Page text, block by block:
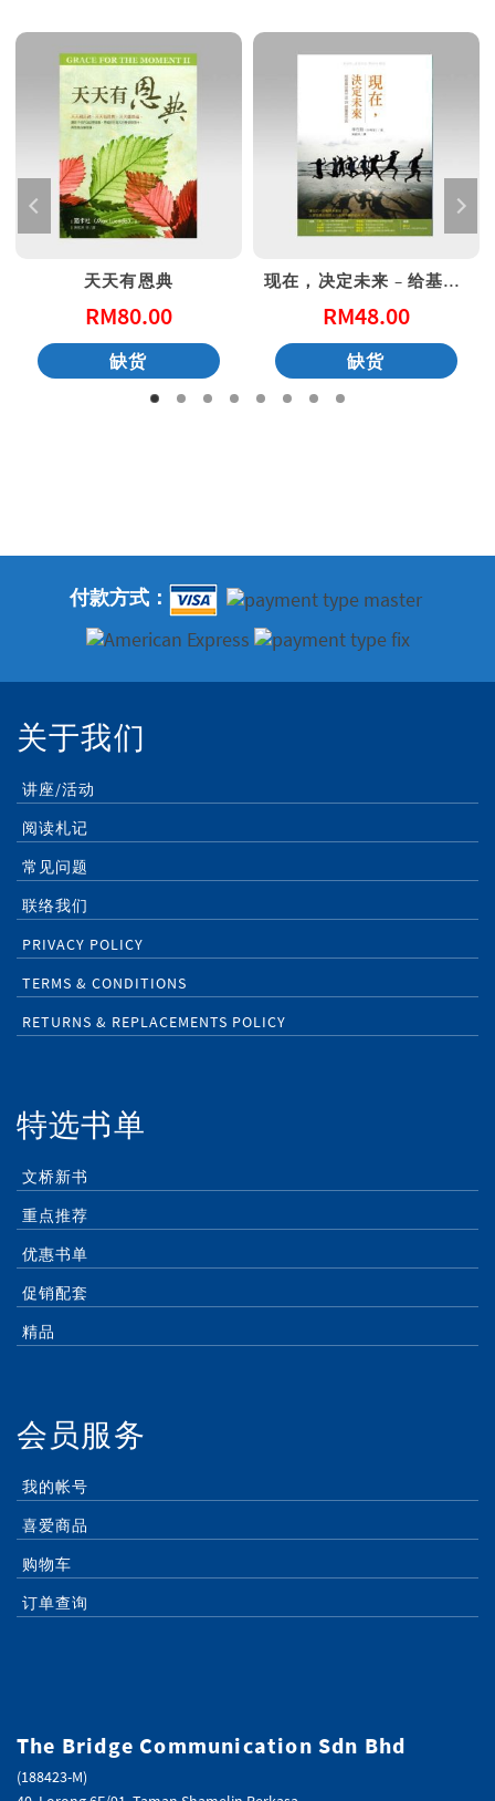
天天有恩典
RM80.00
缺货
现在，决定未来 – 给基督徒青年的20个属灵忠告
RM48.00
缺货
付款方式：
关于我们
讲座/活动
阅读札记
常见问题
联络我们
PRIVACY POLICY
TERMS & CONDITIONS
RETURNS & REPLACEMENTS POLICY
特选书单
文桥新书
重点推荐
优惠书单
促销配套
精品
会员服务
我的帐号
喜爱商品
购物车
订单查询
The Bridge Communication Sdn Bhd
(188423-M)